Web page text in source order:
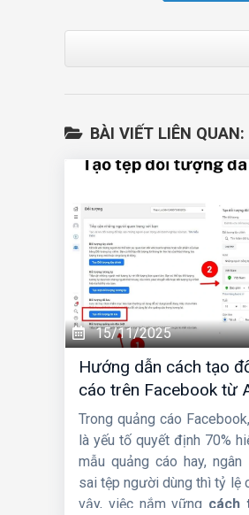
BÀI VIẾT LIÊN QUAN:
15/11/2025
Hướng dẫn cách tạo
cáo trên Facebook từ
Trong quảng cáo
là yếu tố quyết định 70%
mẫu quảng cáo hay,
sai tệp người dùng thì tỷ lệ
vậy, việc nắm vững cách